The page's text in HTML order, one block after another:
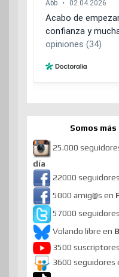
Somos más
25.000
día
22000
5000 amig@s en
57000
Volando libre en
3500
3600 seguidores